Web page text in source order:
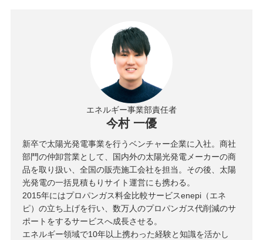
エネルギー事業部責任者
今村 一優
新卒で太陽光発電事業を行うベンチャー企業に入社。商社
部門の仲卸営業として、国内外の太陽光発電メーカーの商
品を取り扱い、全国の販売施工会社を担当。その後、太陽
光発電の一括見積もりサイト運営にも携わる。
2015年にはプロパンガス料金比較サービスenepi（エネ
ピ）の立ち上げを行い、数万人のプロパンガス代削減のサ
ポートをするサービスへ成長させる。
エネルギー領域で10年以上携わった経験と知識を活かし